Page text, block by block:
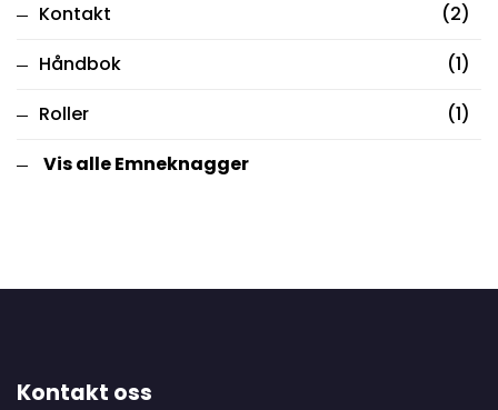
Kontakt
(2)
Håndbok
(1)
Roller
(1)
Vis alle Emneknagger
Kontakt oss